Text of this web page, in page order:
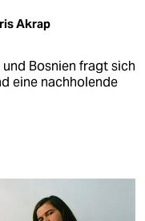
Akrap
Bosnien fragt sich
eine nachholende